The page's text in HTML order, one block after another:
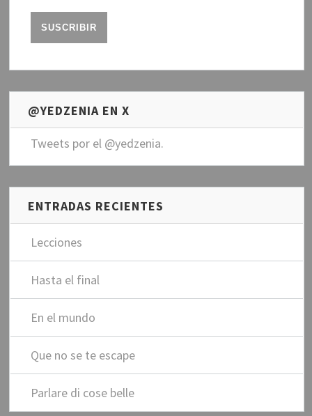
r
c
i
ó
n
d
e
m
a
i
@YEDZENIA EN X
Tweets por el @yedzenia.
ENTRADAS RECIENTES
Lecciones
Hasta el final
En el mundo
Que no se te escape
Parlare di cose belle